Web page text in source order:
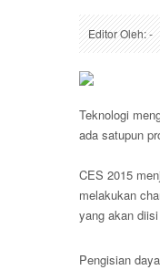
Editor Oleh: -
Teknologi
ada satupun
CES 2015
melakukan
yang akan
Pengisian